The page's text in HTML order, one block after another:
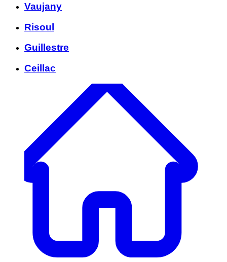
Vaujany
Risoul
Guillestre
Ceillac